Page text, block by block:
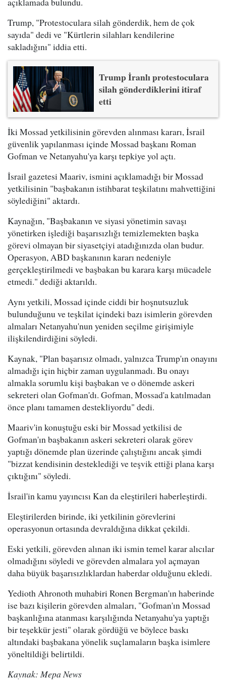
Trump, "Protestoculara silah gönderdik, hem de çok
sayıda" dedi ve "Kürtlerin silahları kendilerine
sakladığını" iddia etti.
Trump İranlı protestoculara
silah gönderdiklerini itiraf
etti
İki Mossad yetkilisinin görevden alınması kararı, İsrail
güvenlik yapılanması içinde Mossad başkanı Roman
Gofman ve Netanyahu'ya karşı tepkiye yol açtı.
İsrail gazetesi Maariv, ismini açıklamadığı bir Mossad
yetkilisinin "başbakanın istihbarat teşkilatını mahvettiğini
söylediğini" aktardı.
Kaynağın, "Başbakanın ve siyasi yönetimin savaşı
yönetirken işlediği başarısızlığı temizlemekten başka
görevi olmayan bir siyasetçiyi atadığınızda olan budur.
Operasyon, ABD başkanının kararı nedeniyle
gerçekleştirilmedi ve başbakan bu karara karşı mücadele
etmedi." dediği aktarıldı.
Aynı yetkili, Mossad içinde ciddi bir hoşnutsuzluk
bulunduğunu ve teşkilat içindeki bazı isimlerin görevden
almaları Netanyahu'nun yeniden seçilme girişimiyle
ilişkilendirdiğini söyledi.
Kaynak, "Plan başarısız olmadı, yalnızca Trump'ın onayını
almadığı için hiçbir zaman uygulanmadı. Bu onayı
almakla sorumlu kişi başbakan ve o dönemde askeri
sekreteri olan Gofman'dı. Gofman, Mossad'a katılmadan
önce planı tamamen destekliyordu" dedi.
Maariv'in konuştuğu eski bir Mossad yetkilisi de
Gofman'ın başbakanın askeri sekreteri olarak görev
yaptığı dönemde plan üzerinde çalıştığını ancak şimdi
"bizzat kendisinin desteklediği ve teşvik ettiği plana karşı
çıktığını" söyledi.
İsrail'in kamu yayıncısı Kan da eleştirileri haberleştirdi.
Eleştirilerden birinde, iki yetkilinin görevlerini
operasyonun ortasında devraldığına dikkat çekildi.
Eski yetkili, görevden alınan iki ismin temel karar alıcılar
olmadığını söyledi ve görevden almalara yol açmayan
daha büyük başarısızlıklardan haberdar olduğunu ekledi.
Yedioth Ahronoth muhabiri Ronen Bergman'ın haberinde
ise bazı kişilerin görevden almaları, "Gofman'ın Mossad
başkanlığına atanması karşılığında Netanyahu'ya yaptığı
bir teşekkür jesti" olarak gördüğü ve böylece baskı
altındaki başbakana yönelik suçlamaların başka isimlere
yöneltildiği belirtildi.
Kaynak: Mepa News